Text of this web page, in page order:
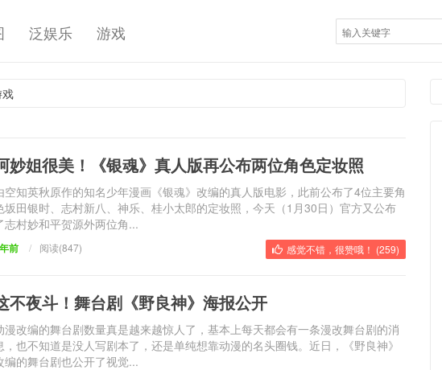
泛娱乐 游戏
妙姐很美！《银魂》真人版再公布两位角色定妆照
空知英秋原作的知名少年漫画《银魂》改编的真人版电影，此前公布了4位主要角
坂田银时、志村新八、神乐、桂小太郎的定妆照，今天（1月30日）官方又公布
志村妙和平贺源外两位角...
前 / 感觉不错，很赞哦！ (259)
阅读(847)
不夜斗！舞台剧《野良神》海报公开
漫改编的舞台剧数量真是越来越惊人了，基本上每天都会有一条漫改舞台剧的消
，也不知道是没人写剧本了，还是单纯想靠动漫的名头圈钱。近日，《野良神》
编的舞台剧也公开了视觉...